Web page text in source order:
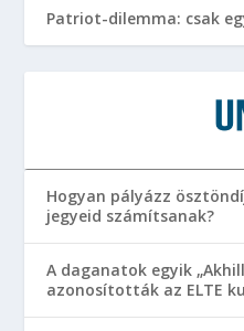
Patriot-dilemma: csak
Hogyan pályázz
jegyeid számítsanak?
A daganatok egyik
azonosították az ELTE